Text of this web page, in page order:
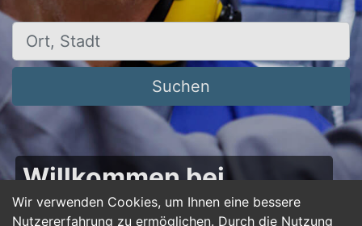
Wir verwenden Cookies, um Ihnen eine bessere
Nutzererfahrung zu ermöglichen. Durch die Nutzung
Ort, Stadt
Suchen
Willkommen bei
50plus-jobs.de – Dein